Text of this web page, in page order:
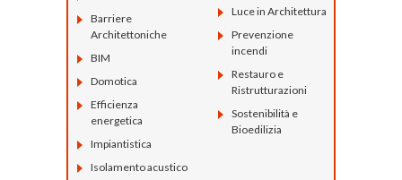
Barriere
Architettoniche
BIM
Domotica
Efficienza
energetica
Impiantistica
Isolamento acustico
Luce in Architettura
Prevenzione
incendi
Restauro e
Ristrutturazioni
Sostenibilità e
Bioedilizia